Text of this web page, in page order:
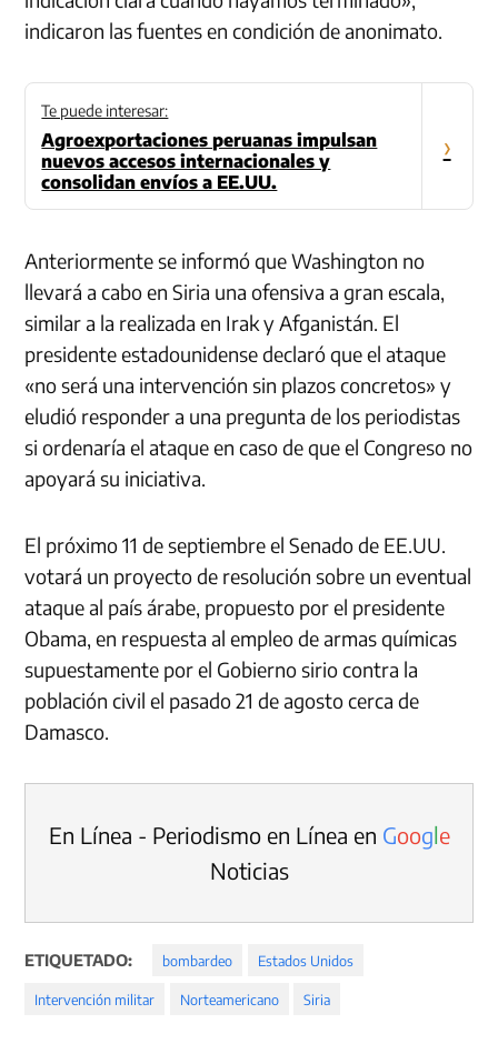
indicaron las fuentes en condición de anonimato.
Te puede interesar:
Agroexportaciones peruanas impulsan
nuevos accesos internacionales y
consolidan envíos a EE.UU.
›
Anteriormente se informó que Washington no
llevará a cabo en Siria una ofensiva a gran escala,
similar a la realizada en Irak y Afganistán. El
presidente estadounidense declaró que el ataque
«no será una intervención sin plazos concretos» y
eludió responder a una pregunta de los periodistas
si ordenaría el ataque en caso de que el Congreso no
apoyará su iniciativa.
El próximo 11 de septiembre el Senado de EE.UU.
votará un proyecto de resolución sobre un eventual
ataque al país árabe, propuesto por el presidente
Obama, en respuesta al empleo de armas químicas
supuestamente por el Gobierno sirio contra la
población civil el pasado 21 de agosto cerca de
Damasco.
En Línea - Periodismo en Línea en Google
Noticias
ETIQUETADO: bombardeo Estados Unidos
Intervención militar Norteamericano Siria